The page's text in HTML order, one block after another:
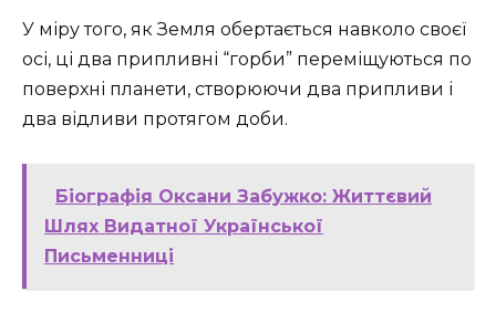
У міру того, як Земля обертається навколо своєї
осі, ці два припливні “горби” переміщуються по
поверхні планети, створюючи два припливи і
два відливи протягом доби.
Біографія Оксани Забужко: Життєвий
Шлях Видатної Української
Письменниці